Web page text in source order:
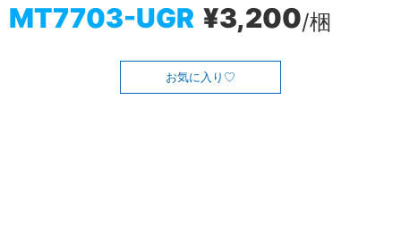
MT7703-UGR ¥3,200/梱
お気に入り